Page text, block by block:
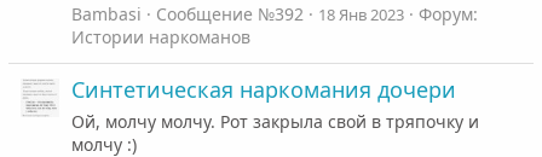
Bambasi
Сообщение №392 18 Янв 2023
Форум:
Истории наркоманов
Синтетическая наркомания дочери
Ой, молчу молчу. Рот закрыла свой в тряпочку и
молчу :)